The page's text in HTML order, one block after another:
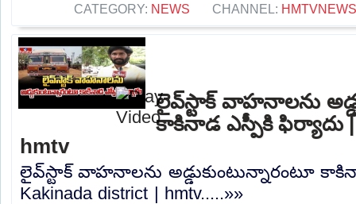
CATEGORY: NEWS CHANNEL: HMTVNEWS
లైవ్‌స్టాక్ వాహనాలను
కాకినాడ ఎస్పీకి ఫిర్యాదు
hmtv
లైవ్‌స్టాక్ వాహనాలను అడ్డుకుంటున్నారంటూ
Kakinada district | hmtv.....»»